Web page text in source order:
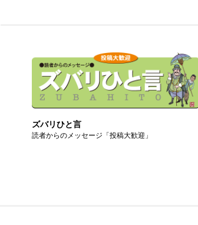
ズバリひと言
読者からのメッセージ「投稿大歓迎」